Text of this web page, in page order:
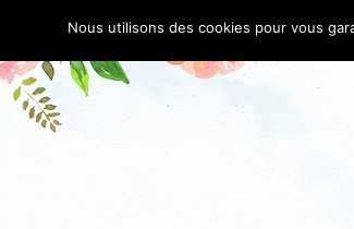
Nous utilisons des cookies pour vous